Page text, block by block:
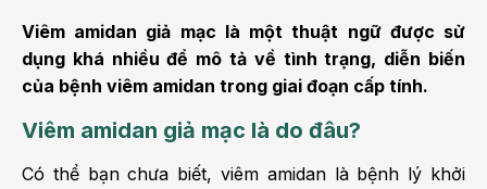
Viêm amidan giả mạc là một thuật ngữ được sử
dụng khá nhiều để mô tả về tình trạng, diễn biến
của bệnh viêm amidan trong giai đoạn cấp tính.
Viêm amidan giả mạc là do đâu?
Có thể bạn chưa biết, viêm amidan là bệnh lý khởi